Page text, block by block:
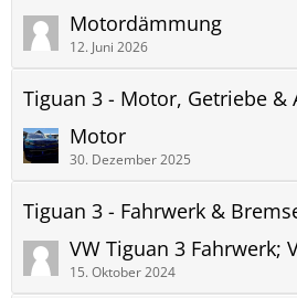
Motordämmung
12. Juni 2026
Tiguan 3 - Motor, Getriebe &
Motor
30. Dezember 2025
Tiguan 3 - Fahrwerk &
15. Oktober 2024